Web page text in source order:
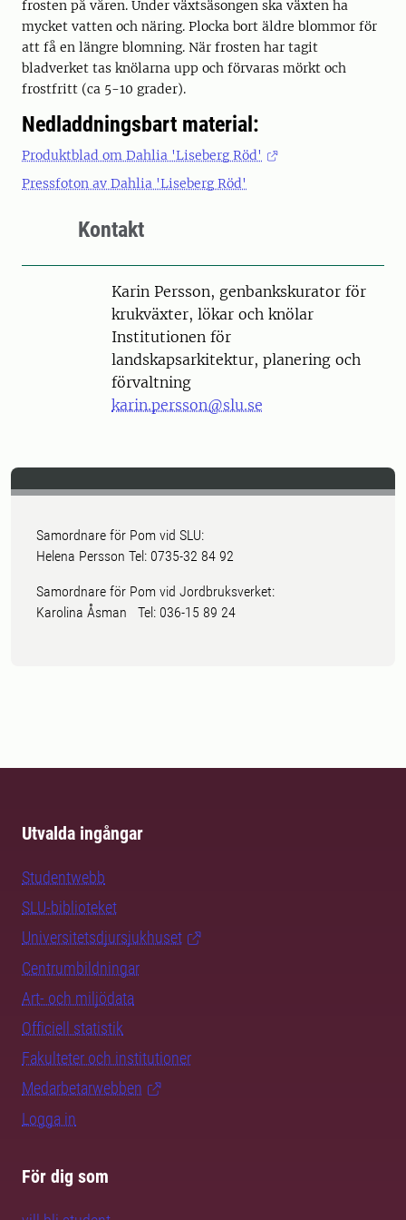
frosten på våren. Under växtsäsongen ska växten ha
mycket vatten och näring. Plocka bort äldre blommor för
att få en längre blomning. När frosten har tagit
bladverket tas knölarna upp och förvaras mörkt och
frostfritt (ca 5-10 grader).
Nedladdningsbart material:
Produktblad om Dahlia 'Liseberg Röd'
Pressfoton av Dahlia 'Liseberg Röd'
Kontakt
PersonKarin Persson, genbankskurator för
krukväxter, lökar och knölar
Institutionen för
landskapsarkitektur, planering och
förvaltning
karin.persson@slu.se
Samordnare för Pom vid SLU:
Helena Persson Tel: 0735-32 84 92
Samordnare för Pom vid Jordbruksverket:
Karolina Åsman Tel: 036-15 89 24
Utvalda ingångar
Studentwebb
SLU-biblioteket
Universitetsdjursjukhuset
Centrumbildningar
Art- och miljödata
Officiell statistik
Fakulteter och institutioner
Medarbetarwebben
Logga in
För dig som